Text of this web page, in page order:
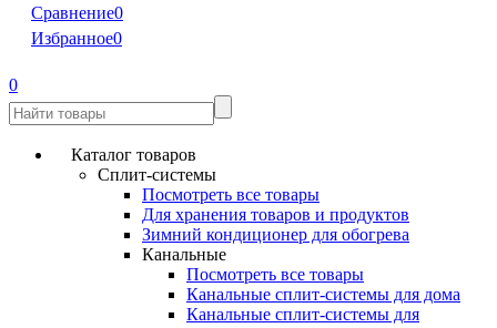
Сравнение0
Избранное0
0
Каталог товаров
Сплит-системы
Посмотреть все товары
Для хранения товаров и продуктов
Зимний кондиционер для обогрева
Канальные
Посмотреть все товары
Канальные сплит-системы для дома
Канальные сплит-системы для